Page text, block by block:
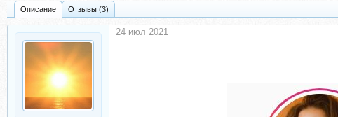
Описание Отзывы (3)
24 июл 2021